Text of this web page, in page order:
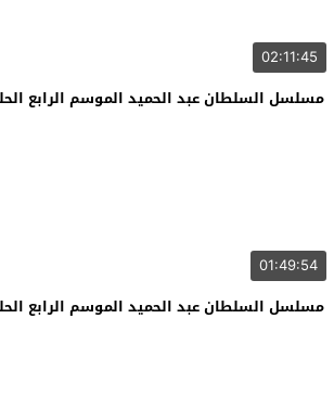
02:11:45
مسلسل السلطان عبد الحميد الموسم الرابع
01:49:54
مسلسل السلطان عبد الحميد الموسم الرابع